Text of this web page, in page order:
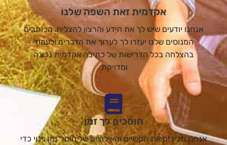
אקדמית זאת השפה שלנו
אנחנו יודעים שיש לך את הידע והרצון להצליח. הכותבים
המנוסים שלנו יעזרו לך לערוך את הדברים ולעמוד
בהצלחה בכל הדרישות של כתיבה אקדמית נכונה
ומדויקת.
חוסכים לך זמן
אנחנו מכירים את הקשיים והאילוצים של חוסר זמן פנוי כדי